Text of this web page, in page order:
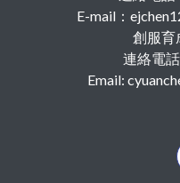
E-mail：
創服育
連絡電
Email: